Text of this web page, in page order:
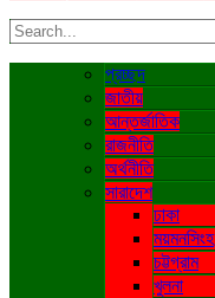
প্রচ্ছদ
জাতীয়
আন্তর্জাতিক
রাজনীতি
অর্থনীতি
সারাদেশ
ঢাকা
ময়মনসিংহ
চট্টগ্রাম
খুলনা